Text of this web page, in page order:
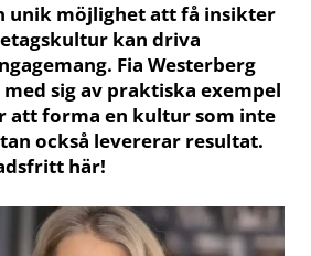
unik möjlighet att få insikter
kan driva
Fia Westerberg
sig av praktiska exempel
att forma en kultur som inte
också levererar resultat.
här!